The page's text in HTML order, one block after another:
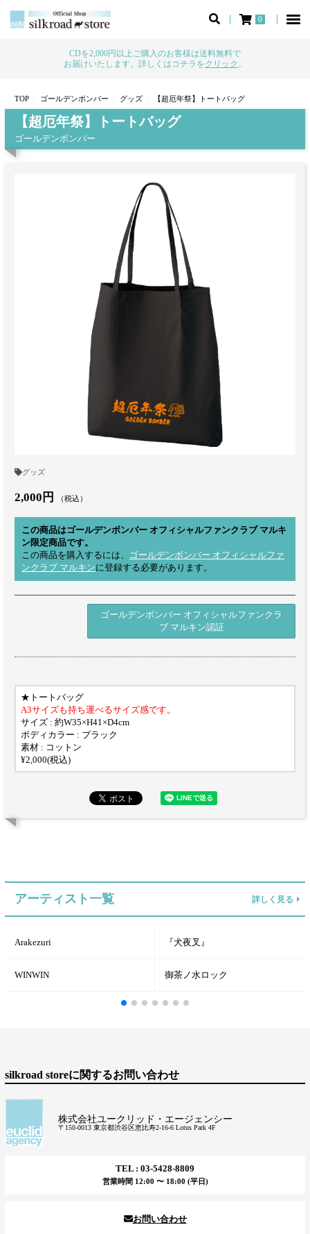
0
CDを2,000円以上ご購入のお客様は送料無料で
お届けいたします。詳しくはコチラをクリック 。
TOP ゴールデンボンバー グッズ 【超厄年祭】トートバッグ
【超厄年祭】トートバッグ
ゴールデンボンバー
グッズ
2,000円 （税込）
この商品はゴールデンボンバー オフィシャルファンクラブ マルキ
ン限定商品です。
この商品を購入するには、 ゴールデンボンバー オフィシャルファ
ンクラブ マルキンに登録する必要があります。
ゴールデンボンバー オフィシャルファンクラ
ブ マルキン認証
★トートバッグ
A3サイズも持ち運べるサイズ感です。
サイズ : 約W35×H41×D4cm
ボディカラー : ブラック
素材 : コットン
¥2,000(税込)
アーティスト一覧 詳しく見る
Arakezuri 『犬夜叉』
WINWIN 御茶ノ水ロック
silkroad storeに関するお問い合わせ
株式会社ユークリッド・エージェンシー
〒150-0013 東京都渋谷区恵比寿2-16-6 Lotus Park 4F
TEL : 03-5428-8809
営業時間 12:00 〜 18:00 (平日)
お問い合わせ